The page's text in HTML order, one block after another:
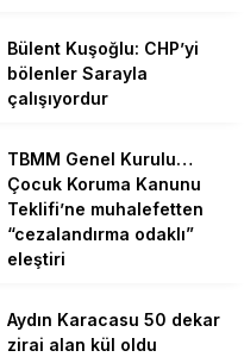
Bülent Kuşoğlu: CHP’yi
bölenler Sarayla
çalışıyordur
TBMM Genel Kurulu…
Çocuk Koruma Kanunu
Teklifi’ne muhalefetten
“cezalandırma odaklı”
eleştiri
Aydın Karacasu 50 dekar
zirai alan kül oldu